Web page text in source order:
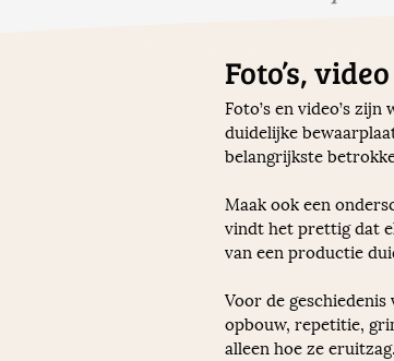
Foto’s,
Foto’s en video’s
duidelijke
belangrijkste
Maak ook een
vindt het prettig dat
van een productie
Voor de
opbouw, repetitie,
alleen hoe ze eruitzag.